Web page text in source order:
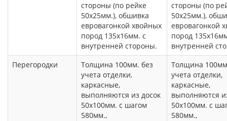
стороны (по рейке
50х25мм.), обшивка
евровагонкой хвойных
пород 135х16мм. с
внутренней стороны.
стороны (по
50х25мм.),
евровагонкой
пород
внутренней
Перегородки
Толщина 100мм. без
учета отделки,
каркасные,
выполняются из досок
50х100мм. с шагом
580мм.,
Толщина
учета отделки,
каркасные,
выполняются
50х100мм. с
580мм.,